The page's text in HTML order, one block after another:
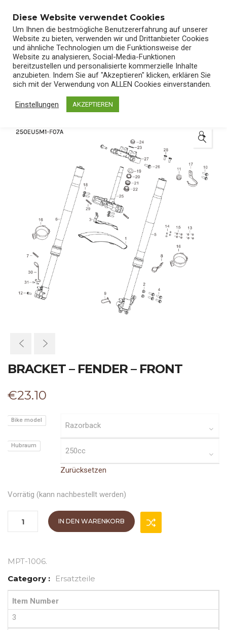
Start/Shop/Ersatzteile
🔍
BRACKET – FENDER – FRONT
€23.10
Bike model
Hubraum
Zurücksetzen
Vorrätig (kann nachbestellt werden)
IN DEN WARENKORB
MPT-1006.
Category :
Ersatzteile
Item Number
3
Diese Website verwendet Cookies
Um Ihnen die bestmögliche Benutzererfahrung auf unserer
Website zu bieten, verwenden wir und Drittanbieter Cookies
und ähnliche Technologien um die Funktionsweise der
Website zu analysieren, Social-Media-Funktionen
bereitzustellen und personalisierte kommerzielle Inhalte
anzubieten. Indem Sie auf "Akzeptieren" klicken, erklären Sie
sich mit der Verwendung von ALLEN Cookies einverstanden.
Einstellungen AKZEPTIEREN